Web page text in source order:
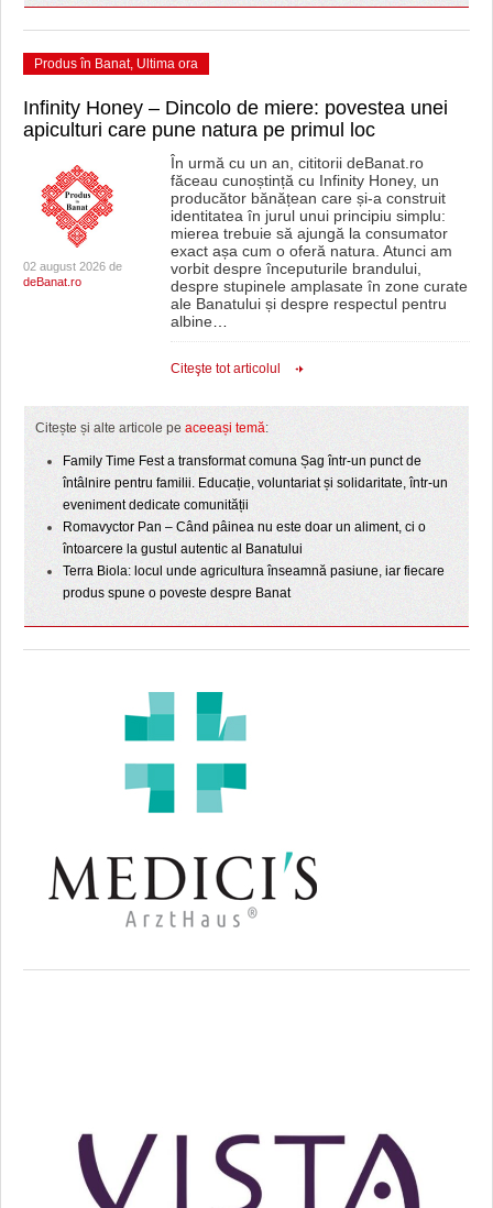
Produs în Banat, Ultima ora
Infinity Honey – Dincolo de miere: povestea unei
apiculturi care pune natura pe primul loc
02 august 2026 de
deBanat.ro
În urmă cu un an, cititorii deBanat.ro
făceau cunoștință cu Infinity Honey, un
producător bănățean care și-a construit
identitatea în jurul unui principiu simplu:
mierea trebuie să ajungă la consumator
exact așa cum o oferă natura. Atunci am
vorbit despre începuturile brandului,
despre stupinele amplasate în zone curate
ale Banatului și despre respectul pentru
albine…
Citeşte tot articolul
Citește și alte articole pe aceeași temă:
Family Time Fest a transformat comuna Șag într-un punct de
întâlnire pentru familii. Educație, voluntariat și solidaritate, într-un
eveniment dedicate comunității
Romavyctor Pan – Când pâinea nu este doar un aliment, ci o
întoarcere la gustul autentic al Banatului
Terra Biola: locul unde agricultura înseamnă pasiune, iar fiecare
produs spune o poveste despre Banat